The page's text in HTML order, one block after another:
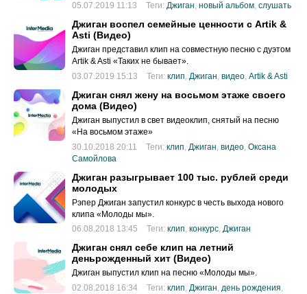
05.07.2019 11:13
Теги: Джиган, новый альбом, слушать
Джиган воспел семейные ценности с Artik &
Asti (Видео)
Джиган представил клип на совместную песню с дуэтом
Artik & Asti «Таких не бывает».
03.07.2019 15:13
Теги: клип, Джиган, видео, Artik & Asti
Джиган снял жену на восьмом этаже своего
дома (Видео)
Джиган выпустил в свет видеоклип, снятый на песню
«На восьмом этаже»
30.10.2018 20:11
Теги: клип Джиган видео Оксана
Самойлова
Джиган разыгрывает 100 тыс. рублей среди
молодых
Рэпер Джиган запустил конкурс в честь выхода нового
клипа «Молоды мы».
06.08.2018 13:45
Теги: клип, конкурс, Джиган
Джиган снял себе клип на летний
деньрожденный хит (Видео)
Джиган выпустил клип на песню «Молоды мы».
02.08.2018 16:34
Теги: клип, Джиган, день рождения,